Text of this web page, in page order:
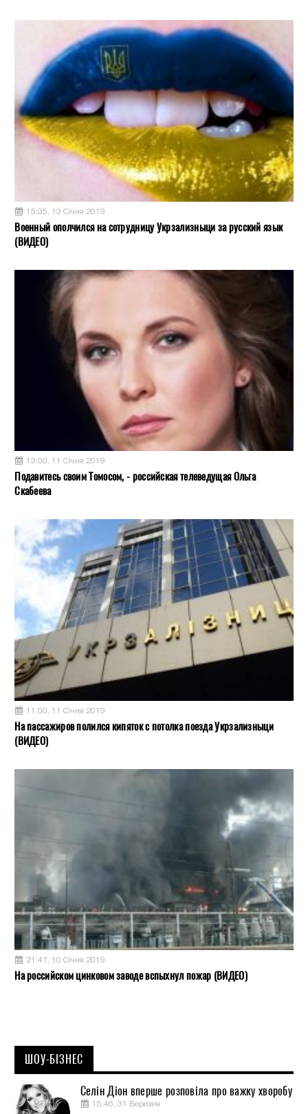
15:35, 13 Січня 2019
Военный ополчился на сотрудницу Укрзализныци за русский язык
(ВИДЕО)
13:00, 11 Січня 2019
Подавитесь своим Томосом, - российская телеведущая Ольга
Скабеева
11:00, 11 Січня 2019
На пассажиров полился кипяток с потолка поезда Укрзализныци
(ВИДЕО)
21:47, 10 Січня 2019
На российском цинковом заводе вспыхнул пожар (ВИДЕО)
ШОУ-БІЗНЕС
Селін Діон вперше розповіла про важку хворобу
15:46, 31 Березня